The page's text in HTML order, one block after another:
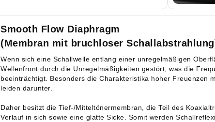
Smooth Flow Diaphragm
(Membran mit bruchloser
Wenn sich eine Schallwelle entlang einer unregelmäßigen
Wellenfront durch die Unregelmäßigkeiten gestört, was die
beeinträchtigt. Besonders die Charakteristika hoher Freuenzen
leiden darunter.
Daher besitzt die Tief-/Mitteltönermembran, die Teil des
Verlauf in sich sowie eine glatte Sicke. Somit werden